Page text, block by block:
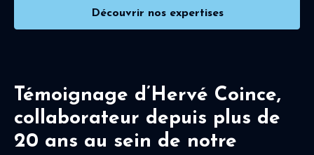
Découvrir nos expertises
Témoignage d’Hervé Coince,
collaborateur depuis plus de
20 ans au sein de notre